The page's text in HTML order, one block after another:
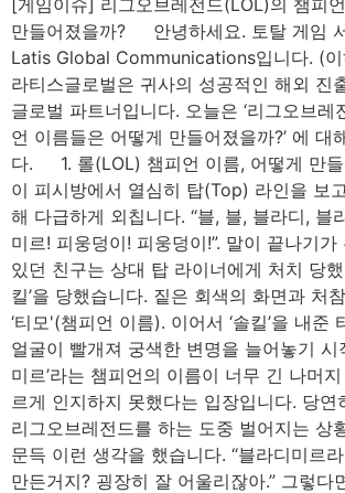
[게임이슈] 리그오브레전드(LOL)의 챔피
만들어졌을까? 안녕하세요. 토탈 게임
Latis Global Communications입니다. (이
라티스글로벌은 귀사의 성공적인 해외 진
글로벌 파트너입니다. 오늘은 ‘리그오브레
언 이름들은 어떻게 만들어졌을까?’ 에 대
다. 1. 롤(LOL) 챔피언 이름, 어떻게 만들
이 피시방에서 열심히 탑(Top) 라인을 보
해 다급하게 외칩니다. “블, 블, 블라디, 블
미르! 피웅덩이! 피웅덩이!”. 말이 끝나기
있던 친구는 상대 탑 라이너에게 처치 당했
킬’을 당했습니다. 짙은 회색의 화면과 처
‘티모'(챔피언 이름). 이어서 ‘솔킬’을 내준
얼굴이 빨개져 궁색한 변명을 늘어놓기 시
미르’라는 챔피언의 이름이 너무 긴 나머
르게 인지하지 못했다는 입장입니다. 당연
리그오브레전드를 하는 도중 벌어지는 상
문득 이런 생각을 했습니다. “블라디미르
만든거지? 굉장히 잘 어울리잖아.” 그렇다